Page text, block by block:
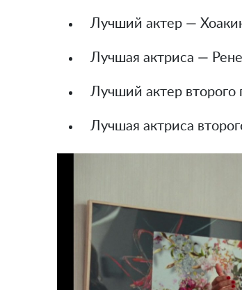
Лучший актер —
Лучшая актриса —
Лучший актер
Лучшая актриса